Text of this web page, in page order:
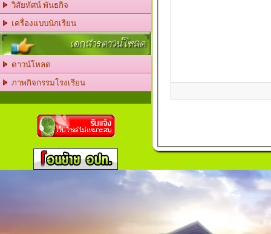
วิสัยทัศน์ พันธกิจ
เครื่องแบบนักเรียน
เอกสารดาวน์โหลด
ดาวน์โหลด
ภาพกิจกรรมโรงเรียน